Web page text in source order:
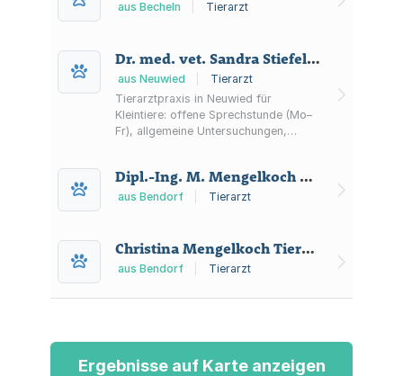
aus Becheln Tierarzt
Dr. med. vet. Sandra Stiefel "Tierarztpraxis Friedrichshof"
aus Neuwied
Tierarzt
Tierarztpraxis in Neuwied für
Kleintiere: offene Sprechstunde (Mo–
Fr), allgemeine Untersuchungen,
Augenheilkunde und zuchtrelevante
Untersuchungen.
Dipl.-Ing. M. Mengelkoch Architekturbüro
aus Bendorf Tierarzt
Christina Mengelkoch Tierärztin
aus Bendorf Tierarzt
Ergebnisse auf Karte anzeigen